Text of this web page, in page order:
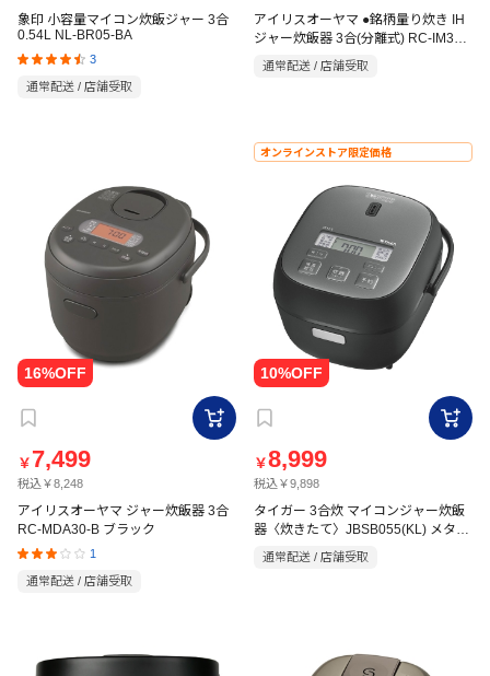
象印 小容量マイコン炊飯ジャー 3合
0.54L NL-BR05-BA
3
通常配送 / 店舗受取
アイリスオーヤマ ●銘柄量り炊き IH
ジャー炊飯器 3合(分離式) RC-IM30-
B ブラック
通常配送 / 店舗受取
￥ 7,499
税込￥8,248
アイリスオーヤマ ジャー炊飯器 3合
RC-MDA30-B ブラック
1
通常配送 / 店舗受取
オンラインストア限定価格
￥8,999
税込￥9,898
タイガー 3合炊 マイコンジャー炊飯
器〈炊きたて〉JBSB055(KL) メタル
ブラック
通常配送 / 店舗受取